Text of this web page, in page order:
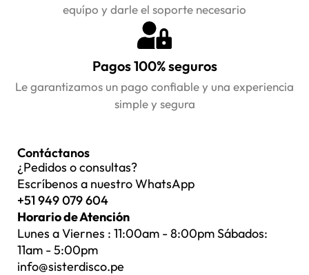
equípo y darle el soporte necesario
Pagos 100% seguros
Le garantizamos un pago confiable y una experiencia
simple y segura
Contáctanos
¿Pedidos o consultas?
Escríbenos a nuestro WhatsApp
+51 949 079 604
Horario de Atención
Lunes a Viernes : 11:00am - 8:00pm Sábados:
11am - 5:00pm
info@sisterdisco.pe